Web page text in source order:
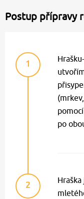
Postup přípravy
1
po
2